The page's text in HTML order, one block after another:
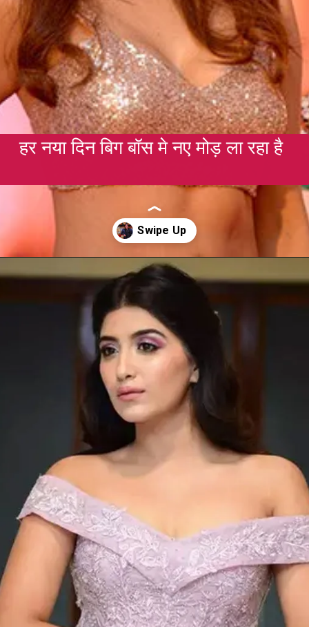
हर नया दिन बिग बॉस मे नए मोड़ ला रहा है
Opening https://gazetapost.com/salman-khan-charge-rs-1000-crore-for-hosting-bigg-boss-16/57822/